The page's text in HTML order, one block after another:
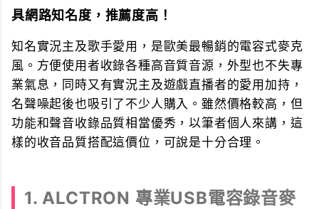
具網路知名度，推薦度高！
知名實況主及歌手愛用，是歐美最暢銷的電容式麥克
風。方便使用者收錄各種高音質音源，外型也不失專
業氣息，同時又有實況主及遊戲直播者的愛用加持，
名聲噪起後也吸引了不少人購入。雖然價格較高，但
功能和聲音收錄品質相當優秀，以筆者個人來講，這
樣的收音品質搭配這價位，可說是十分合理。
1. ALCTRON 專業USB電容錄音麥